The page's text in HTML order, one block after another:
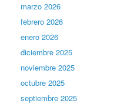
marzo 2026
febrero 2026
enero 2026
diciembre 2025
noviembre 2025
octubre 2025
septiembre 2025